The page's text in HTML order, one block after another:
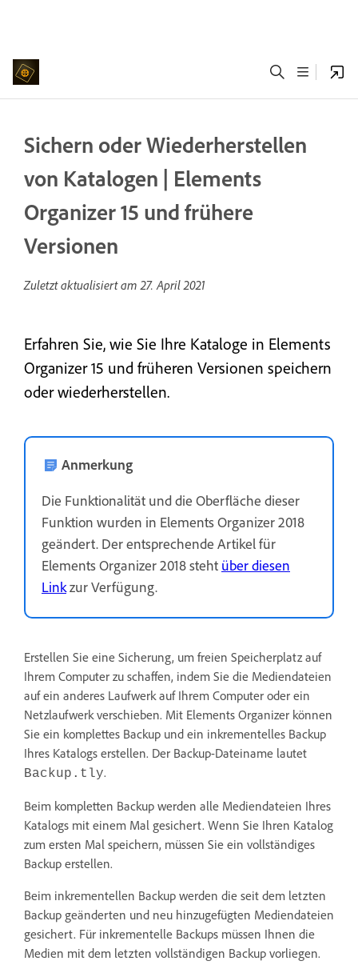
Sichern oder Wiederherstellen
von Katalogen | Elements
Organizer 15 und frühere
Versionen
Zuletzt aktualisiert am27. April 2021
Erfahren Sie, wie Sie Ihre Kataloge in Elements
Organizer 15 und früheren Versionen speichern
oder wiederherstellen.
Anmerkung
Die Funktionalität und die Oberfläche dieser
Funktion wurden in Elements Organizer 2018
geändert. Der entsprechende Artikel für
Elements Organizer 2018 steht über diesen
Linkzur Verfügung.
Erstellen Sie eine Sicherung, um freien Speicherplatz auf
Ihrem Computer zu schaffen, indem Sie die Mediendateien
auf ein anderes Laufwerk auf Ihrem Computer oder ein
Netzlaufwerk verschieben. Mit Elements Organizer können
Sie ein komplettes Backup und ein inkrementelles Backup
Ihres Katalogs erstellen. Der Backup-Dateiname lautet
Backup.tly.
Beim kompletten Backup werden alle Mediendateien Ihres
Katalogs mit einem Mal gesichert. Wenn Sie Ihren Katalog
zum ersten Mal speichern, müssen Sie ein vollständiges
Backup erstellen.
Beim inkrementellen Backup werden die seit dem letzten
Backup geänderten und neu hinzugefügten Mediendateien
gesichert. Für inkrementelle Backups müssen Ihnen die
Medien mit dem letzten vollständigen Backup vorliegen.